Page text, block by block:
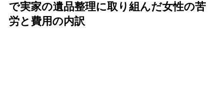
で実家の遺品整理に取り組んだ女性の苦
労と費用の内訳